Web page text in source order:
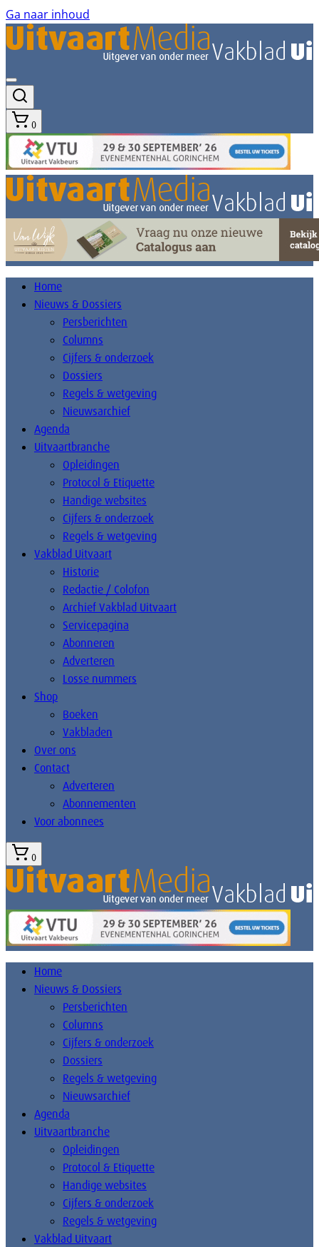
Ga naar inhoud
0
Home
Nieuws & Dossiers
Persberichten
Columns
Cijfers & onderzoek
Dossiers
Regels & wetgeving
Nieuwsarchief
Agenda
Uitvaartbranche
Opleidingen
Protocol & Etiquette
Handige websites
Cijfers & onderzoek
Regels & wetgeving
Vakblad Uitvaart
Historie
Redactie / Colofon
Archief Vakblad Uitvaart
Servicepagina
Abonneren
Adverteren
Losse nummers
Shop
Boeken
Vakbladen
Over ons
Contact
Adverteren
Abonnementen
Voor abonnees
0
Home
Nieuws & Dossiers
Persberichten
Columns
Cijfers & onderzoek
Dossiers
Regels & wetgeving
Nieuwsarchief
Agenda
Uitvaartbranche
Opleidingen
Protocol & Etiquette
Handige websites
Cijfers & onderzoek
Regels & wetgeving
Vakblad Uitvaart